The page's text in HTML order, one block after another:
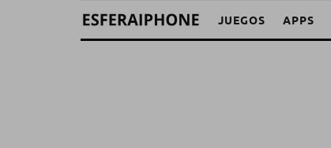
JUEGOS APPS